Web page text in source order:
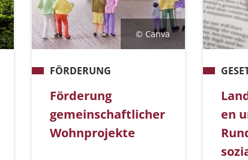
© Canva
FÖRDERUNG
Förderung
gemeinschaftlicher
Wohnprojekte
en